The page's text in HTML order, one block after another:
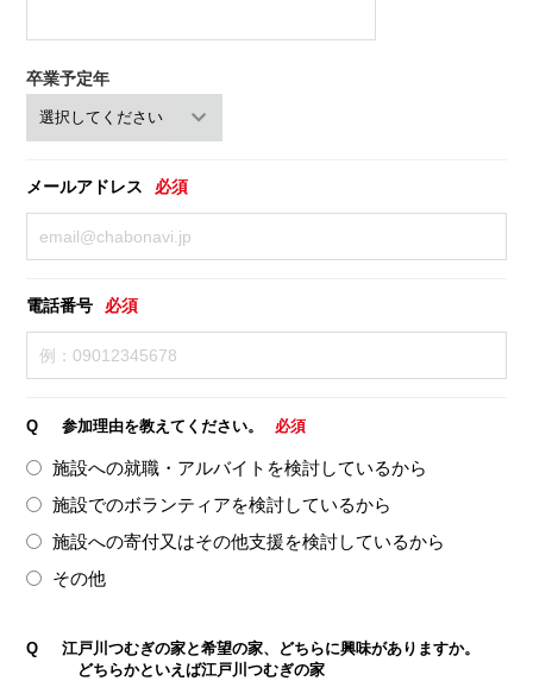
卒業予定年
メールアドレス 必須
電話番号 必須
Q 参加理由を教えてください。 必須
施設への就職・アルバイトを検討しているから
施設でのボランティアを検討しているから
施設への寄付又はその他支援を検討しているから
その他
Q
江戸川つむぎの家と希望の家、どちらに興味がありますか。
どちらかといえば江戸川つむぎの家